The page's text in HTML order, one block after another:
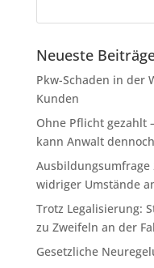
Neueste
Pkw-Schaden in der
Kunden
Ohne Pflicht gezahlt
kann Anwalt
Ausbildungsumfrage
widriger Umstände
Trotz Legalisierung:
zu Zweifeln an der
Gesetzliche